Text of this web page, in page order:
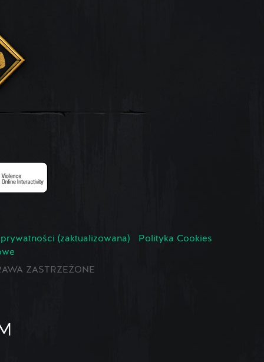
(zaktualizowana)
Polityka Cookies
ZASTRZEŻONE